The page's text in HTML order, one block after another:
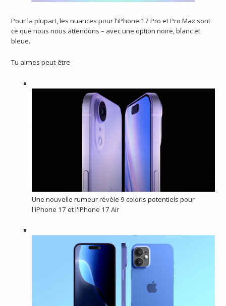
Pour la plupart, les nuances pour l'iPhone 17 Pro et Pro Max sont
ce que nous nous attendons – avec une option noire, blanc et
bleue.
Tu aimes peut-être
Une nouvelle rumeur révèle 9 coloris potentiels pour
l'iPhone 17 et l'iPhone 17 Air